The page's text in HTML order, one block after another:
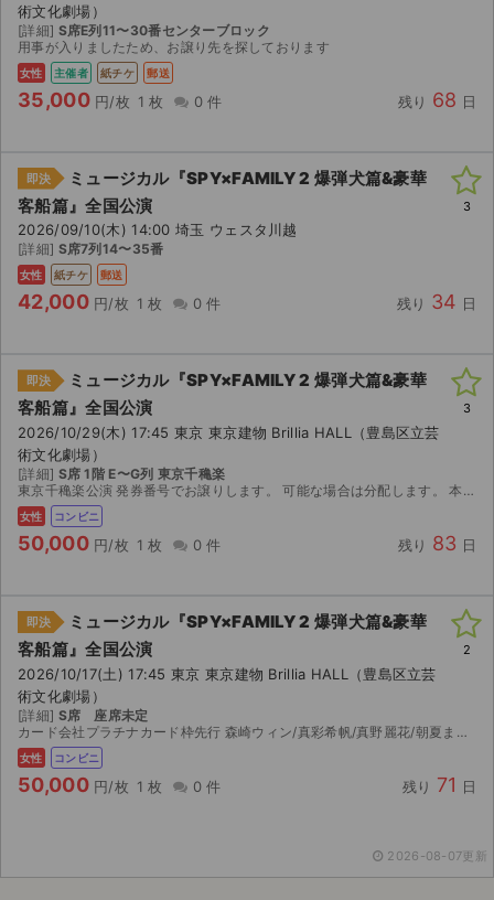
術文化劇場）
[詳細] S席E列11〜30番センターブロック
用事が入りましたため、お譲り先を探しております
女性 主催者 紙チケ 郵送
35,000 円/枚 1 枚 0 件 残り 68 日
即決
ミュージカル『SPY×FAMILY 2 爆弾犬篇&豪華
客船篇』全国公演
2026/09/10(木) 14:00 埼玉 ウェスタ川越
[詳細] S席7列14〜35番
女性 紙チケ 郵送
42,000 円/枚 1 枚 0 件 残り 34 日
3
即決
ミュージカル『SPY×FAMILY 2 爆弾犬篇&豪華
客船篇』全国公演
2026/10/29(木) 17:45 東京 東京建物 Brillia HALL（豊島区立芸
術文化劇場）
[詳細] S席 1階 E〜G列 東京千穐楽
東京千穐楽公演 発券番号でお譲りします。 可能な場合は分配します。 本人確認不可 公演中止の場合のみ、追跡可能な方法で未使用チケットをご返却いただければ双方の送料手数料等を差し引いた...
女性 コンビニ
50,000 円/枚 1 枚 0 件 残り 83 日
3
即決
ミュージカル『SPY×FAMILY 2 爆弾犬篇&豪華
客船篇』全国公演
2026/10/17(土) 17:45 東京 東京建物 Brillia HALL（豊島区立芸
術文化劇場）
[詳細] S席 座席未定
カード会社プラチナカード枠先行 森崎ウィン/真彩希帆/真野麗花/朝夏まなと 発券するまで座席はわかりません。 公演中止の場合のみ、未使用チケットを追跡可能な方法でご返却いただけましたら...
女性 コンビニ
50,000 円/枚 1 枚 0 件 残り 71 日
2
2026-08-07更新